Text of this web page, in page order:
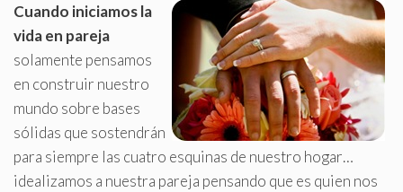
Cuando iniciamos la
vida en pareja
solamente pensamos
en construir nuestro
mundo sobre bases
sólidas que sostendrán
para siempre las cuatro esquinas de nuestro hogar…
idealizamos a nuestra pareja pensando que es quien nos